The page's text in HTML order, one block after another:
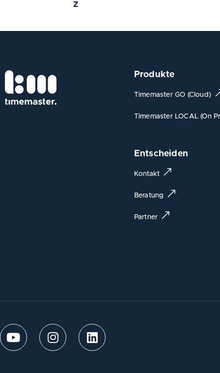
Z
Produkte
Timemaster GO (Cloud)
Timemaster LOCAL (On
Entscheiden
Kontakt
Beratung
Partner